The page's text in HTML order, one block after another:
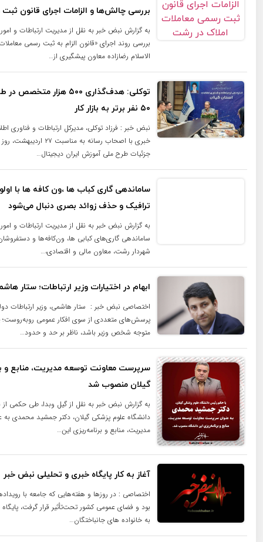
بررسی چالش‌ها و الزامات اجرای قانون
به گزارش نبض خبر به نقل از مدیریت ارتباطات و
بررسی روند اجرای «قانون الزام به ثبت رسمی
الاسلام رضازاده معاون پیشگیری از…
توکلی: هدف‌گذاری ۵۰۰
۵۰ نفر برتر به بازار کار
نبض خبر : فرزاد توکلی، مدیرکل ارتباطات و فناوری
خبری با اصحاب رسانه به
جزئیات طرح ملی آموزش ایران دیجیتال…
ساماندهی گاری کباب ها ،ون کافه ها با
ترافیک و حذف زوائد بصری دنبال می‌شود
به گزارش نبض خبر به نقل از مدیریت ارتباطات و
ساماندهی گاری‌های کبابی ها، ون‌کافه‌ها و
شهردار رشت، معاون مالی و اقتصادی،…
ابهام در اختیارات وزیر ارتباطات؛ ستار
اختصاصی نبض خبر : ستار هاشمی، وزیر ارتباطات
پرسش‌های متعددی از سوی افکار عمومی
متوجه شخص وزیر باشد، ناظر بر حد و حدود…
سرپرست معاونت توسعه مدیریت، منابع و
گیلان منصوب شد
به گزارش نبض خبر به نقل از گیل وبدا، طی حکمی
دانشگاه علوم پزشکی گیلان، دکتر جمشید محمدی
مدیریت، منابع و برنامه‌ریزی این…
آغاز به کار پایگاه خبری و تحلیلی نبض خبر
اختصاصی : در روزها و هفته‌هایی که جامعه با
بود و فضای عمومی کشور تحت‌تأثیر قرار گرفت،
به خانواده های جانباختگان…